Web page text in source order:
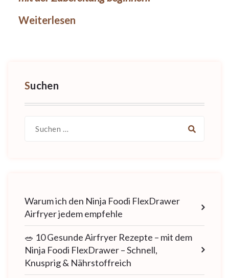
Weiterlesen
Suchen
nach:
Warum ich den Ninja Foodi FlexDrawer
Airfryer jedem empfehle
🥗 10 Gesunde Airfryer Rezepte – mit dem
Ninja Foodi FlexDrawer – Schnell,
Knusprig & Nährstoffreich